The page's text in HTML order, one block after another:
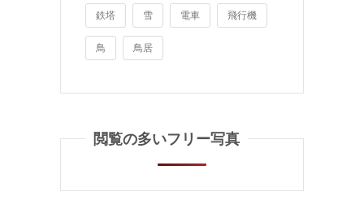
鉄塔 雪 電車 飛行機
鳥 鳥居
閲覧の多いフリー写真